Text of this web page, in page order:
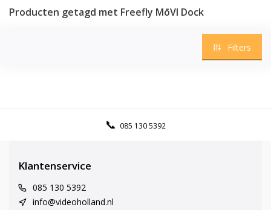
Producten getagd met Freefly MōVI Dock
Filters
085 130 5392
Klantenservice
085 130 5392
info@videoholland.nl